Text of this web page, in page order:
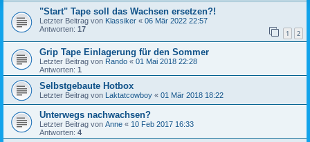
"Start" Tape soll das Wachsen ersetzen?!
Letzter Beitrag von Klassiker « 06 Mär 2022 22:57
Antworten: 17 1 2
Grip Tape Einlagerung für den Sommer
Letzter Beitrag von Rando « 01 Mai 2018 22:28
Antworten: 1
Selbstgebaute Hotbox
Letzter Beitrag von Laktatcowboy « 01 Mär 2018 18:22
Unterwegs nachwachsen?
Letzter Beitrag von Anne « 10 Feb 2017 16:33
Antworten: 4